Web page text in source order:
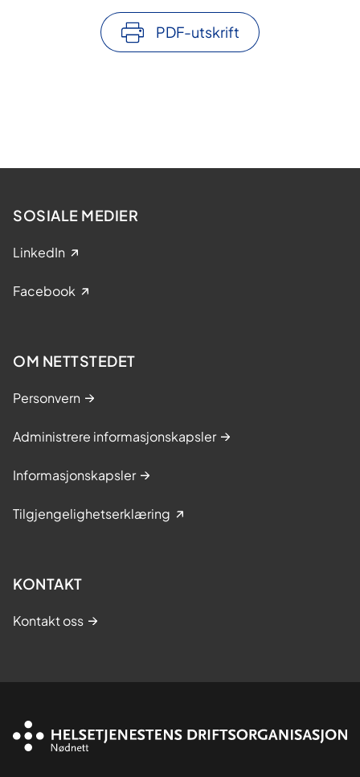
PDF-utskrift
SOSIALE MEDIER
LinkedIn
Facebook
OM NETTSTEDET
Personvern
Administrere informasjonskapsler
Informasjonskapsler
Tilgjengelighetserklæring
KONTAKT
Kontakt oss